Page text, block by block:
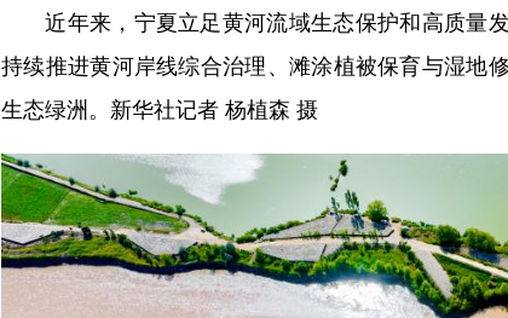
近年来，宁夏立足黄河流域生态保护和高质量发
持续推进黄河岸线综合治理、滩涂植被保育与湿地
生态绿洲。新华社记者 杨植森 摄